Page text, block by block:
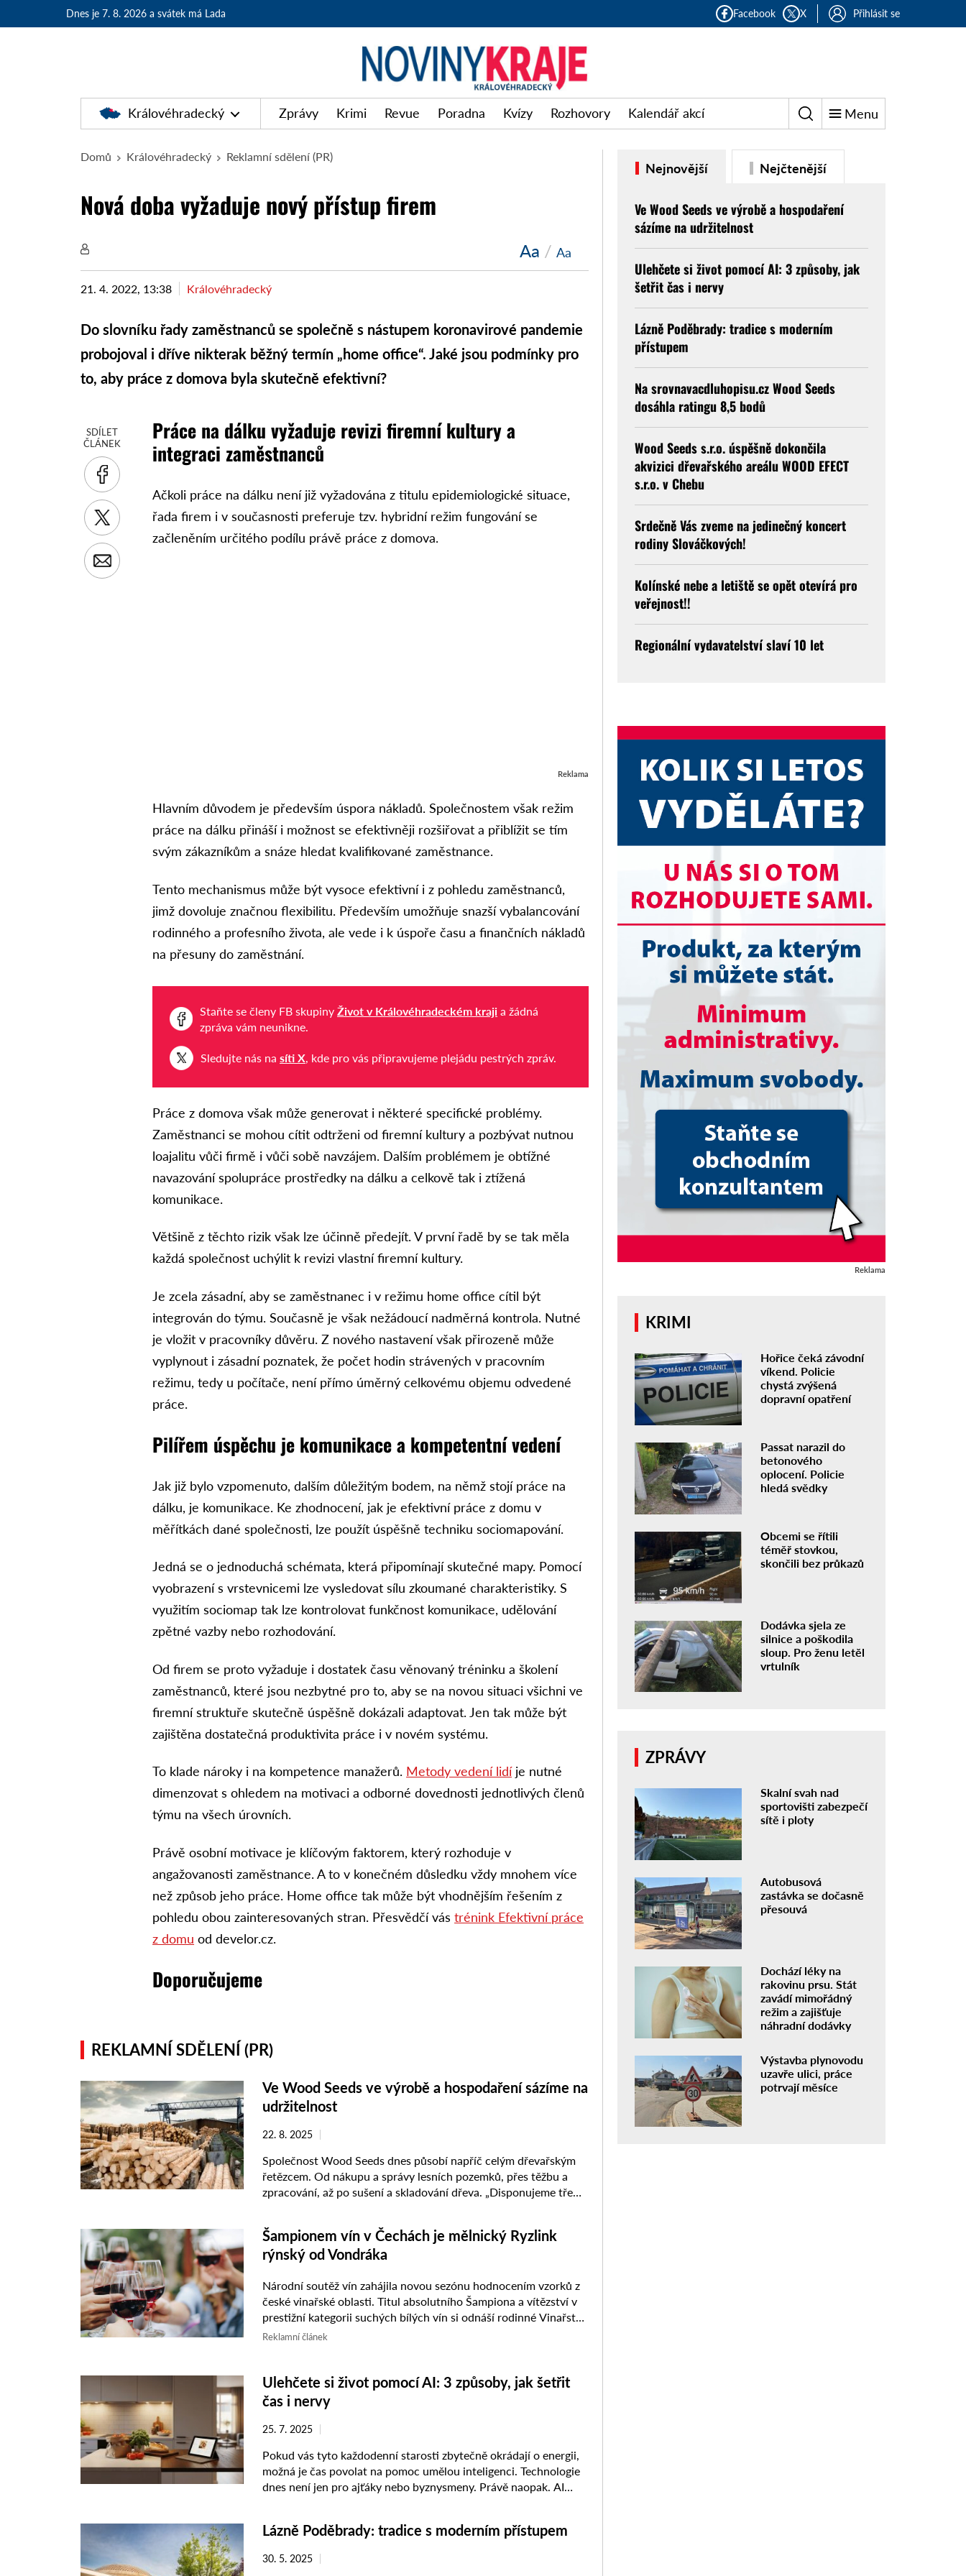
Dnes je 7. 8. 2026 a svátek má Lada Facebook X Přihlásit se
Královéhradecký Zprávy Krimi Revue Poradna Kvízy Rozhovory Kalendář akcí Menu
Domů Královéhradecký Reklamní sdělení (PR)
Nová doba vyžaduje nový přístup firem
Aa / Aa
21. 4. 2022, 13:38 Královéhradecký
Do slovníku řady zaměstnanců se společně s nástupem koronavirové pandemie
probojoval i dříve nikterak běžný termín „home office“. Jaké jsou podmínky pro
to, aby práce z domova byla skutečně efektivní?
SDÍLET
ČLÁNEK
Práce na dálku vyžaduje revizi firemní kultury a
integraci zaměstnanců
Ačkoli práce na dálku není již vyžadována z titulu epidemiologické situace,
řada firem i v současnosti preferuje tzv. hybridní režim fungování se
začleněním určitého podílu právě práce z domova.
Reklama
Hlavním důvodem je především úspora nákladů. Společnostem však režim
práce na dálku přináší i možnost se efektivněji rozšiřovat a přiblížit se tím
svým zákazníkům a snáze hledat kvalifikované zaměstnance.
Tento mechanismus může být vysoce efektivní i z pohledu zaměstnanců,
jimž dovoluje značnou flexibilitu. Především umožňuje snazší vybalancování
rodinného a profesního života, ale vede i k úspoře času a finančních nákladů
na přesuny do zaměstnání.
Staňte se členy FB skupinyŽivot v Královéhradeckém kraji a žádná
zpráva vám neunikne.
Sledujte nás nasíti X , kde pro vás připravujeme plejádu pestrých zpráv.
Práce z domova však může generovat i některé specifické problémy.
Zaměstnanci se mohou cítit odtrženi od firemní kultury a pozbývat nutnou
loajalitu vůči firmě i vůči sobě navzájem. Dalším problémem je obtížné
navazování spolupráce prostředky na dálku a celkově tak i ztížená
komunikace.
Většině z těchto rizik však lze účinně předejít. V první řadě by se tak měla
každá společnost uchýlit k revizi vlastní firemní kultury.
Je zcela zásadní, aby se zaměstnanec i v režimu home office cítil být
integrován do týmu. Současně je však nežádoucí nadměrná kontrola. Nutné
je vložit v pracovníky důvěru. Z nového nastavení však přirozeně může
vyplynout i zásadní poznatek, že počet hodin strávených v pracovním
režimu, tedy u počítače, není přímo úměrný celkovému objemu odvedené
práce.
Pilířem úspěchu je komunikace a kompetentní vedení
Jak již bylo vzpomenuto, dalším důležitým bodem, na němž stojí práce na
dálku, je komunikace. Ke zhodnocení, jak je efektivní práce z domu v
měřítkách dané společnosti, lze použít úspěšně techniku sociomapování.
Jedná se o jednoduchá schémata, která připomínají skutečné mapy. Pomocí
vyobrazení s vrstevnicemi lze vysledovat sílu zkoumané charakteristiky. S
využitím sociomap tak lze kontrolovat funkčnost komunikace, udělování
zpětné vazby nebo rozhodování.
Od firem se proto vyžaduje i dostatek času věnovaný tréninku a školení
zaměstnanců, které jsou nezbytné pro to, aby se na novou situaci všichni ve
firemní struktuře skutečně úspěšně dokázali adaptovat. Jen tak může být
zajištěna dostatečná produktivita práce i v novém systému.
To klade nároky i na kompetence manažerů. Metody vedení lidíje nutné
dimenzovat s ohledem na motivaci a odborné dovednosti jednotlivých členů
týmu na všech úrovních.
Právě osobní motivace je klíčovým faktorem, který rozhoduje v
angažovanosti zaměstnance. A to v konečném důsledku vždy mnohem více
než způsob jeho práce. Home office tak může být vhodnějším řešením z
pohledu obou zainteresovaných stran. Přesvědčí vástrénink Efektivní práce
z domu od develor.cz.
Doporučujeme
REKLAMNÍ SDĚLENÍ (PR)
Ve Wood Seeds ve výrobě a hospodaření sázíme na
udržitelnost
22. 8. 2025
Společnost Wood Seeds dnes působí napříč celým dřevařským
řetězcem. Od nákupu a správy lesních pozemků, přes těžbu a
zpracování, až po sušení a skladování dřeva. „Disponujeme třemi
Šampionem vín v Čechách je mělnický Ryzlink
rýnský od Vondráka
Národní soutěž vín zahájila novou sezónu hodnocením vzorků z
české vinařské oblasti. Titul absolutního Šampiona a vítězství v
prestižní kategorii suchých bílých vín si odnáší rodinné Vinařství
Vondrák z Mělníka ...
Reklamní článek
Ulehčete si život pomocí AI: 3 způsoby, jak šetřit
čas i nervy
25. 7. 2025
Pokud vás tyto každodenní starosti zbytečně okrádají o energii,
možná je čas povolat na pomoc umělou inteligenci. Technologie
dnes není jen pro ajťáky nebo byznysmeny. Právě naopak. AI
Lázně Poděbrady: tradice s moderním přístupem
30. 5. 2025
Nejnovější Nejčtenější
Ve Wood Seeds ve výrobě a hospodaření
sázíme na udržitelnost
Ulehčete si život pomocí AI: 3 způsoby, jak
šetřit čas i nervy
Lázně Poděbrady: tradice s moderním
přístupem
Na srovnavacdluhopisu.cz Wood Seeds
dosáhla ratingu 8,5 bodů
Wood Seeds s.r.o. úspěšně dokončila
akvizici dřevařského areálu WOOD EFECT
s.r.o. v Chebu
Srdečně Vás zveme na jedinečný koncert
rodiny Slováčkových!
Kolínské nebe a letiště se opět otevírá pro
veřejnost!!
Regionální vydavatelství slaví 10 let
Reklama
KRIMI
Hořice čeká závodní
víkend. Policie
chystá zvýšená
dopravní opatření
Passat narazil do
betonového
oplocení. Policie
hledá svědky
Obcemi se řítili
téměř stovkou,
skončili bez průkazů
Dodávka sjela ze
silnice a poškodila
sloup. Pro ženu letěl
vrtulník
ZPRÁVY
Skalní svah nad
sportovišti zabezpečí
sítě i ploty
Autobusová
zastávka se dočasně
přesouvá
Dochází léky na
rakovinu prsu. Stát
zavádí mimořádný
režim a zajišťuje
náhradní dodávky
Výstavba plynovodu
uzavře ulici, práce
potrvají měsíce